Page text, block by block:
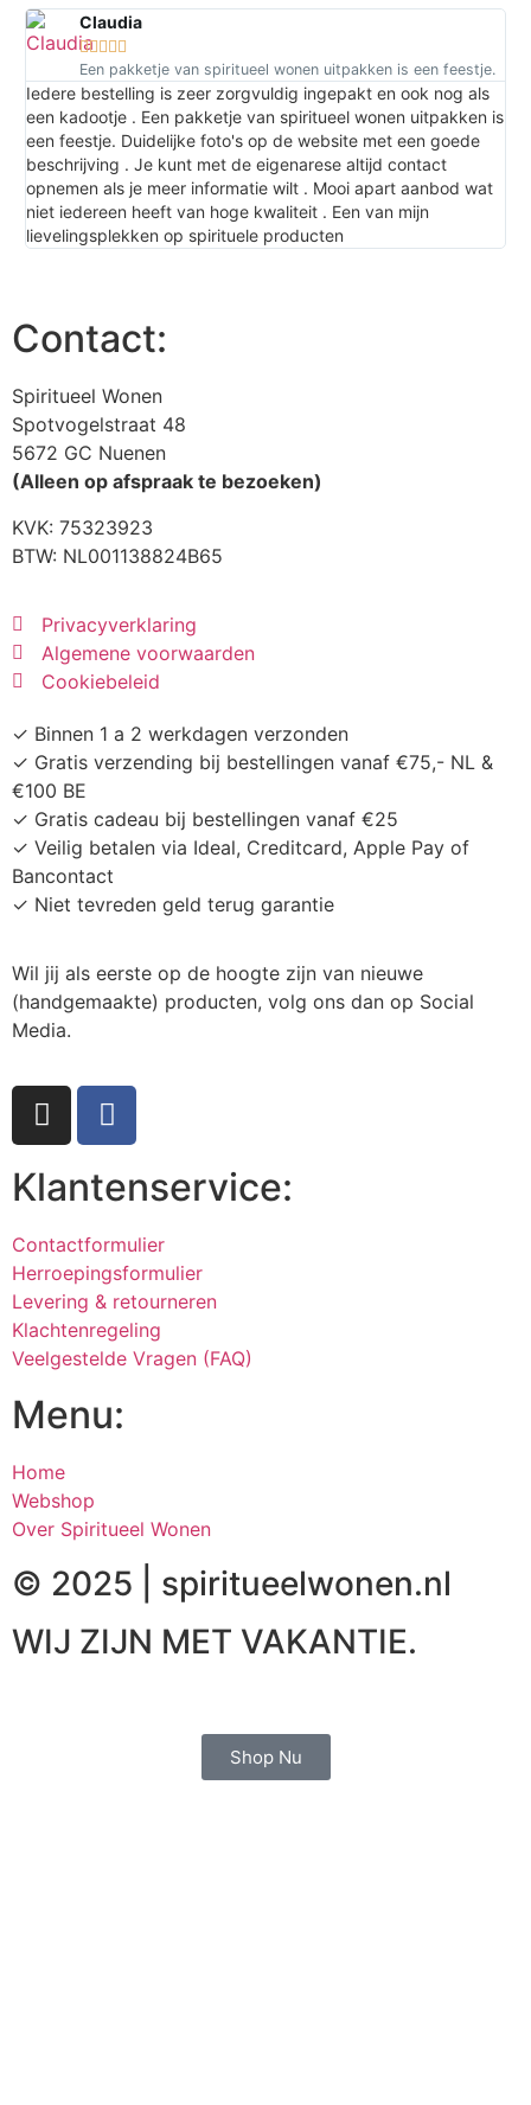
Claudia
   
Een pakketje van spiritueel wonen uitpakken is een feestje.
Iedere bestelling is zeer zorgvuldig ingepakt en ook nog als
een kadootje . Een pakketje van spiritueel wonen uitpakken is
een feestje. Duidelijke foto's op de website met een goede
beschrijving . Je kunt met de eigenarese altijd contact
opnemen als je meer informatie wilt . Mooi apart aanbod wat
niet iedereen heeft van hoge kwaliteit . Een van mijn
lievelingsplekken op spirituele producten
Contact:
Spiritueel Wonen
Spotvogelstraat 48
5672 GC Nuenen
(Alleen op afspraak te bezoeken)
KVK: 75323923
BTW: NL001138824B65
Privacyverklaring
Algemene voorwaarden
Cookiebeleid
✓ Binnen 1 a 2 werkdagen verzonden
✓ Gratis verzending bij bestellingen vanaf €75,- NL &
€100 BE
✓ Gratis cadeau bij bestellingen vanaf €25
✓ Veilig betalen via Ideal, Creditcard, Apple Pay of
Bancontact
✓ Niet tevreden geld terug garantie
Wil jij als eerste op de hoogte zijn van nieuwe
(handgemaakte) producten, volg ons dan op Social
Media.
Klantenservice:
Contactformulier
Herroepingsformulier
Levering & retourneren
Klachtenregeling
Veelgestelde Vragen (FAQ)
Menu:
Home
Webshop
Over Spiritueel Wonen
© 2025 | spiritueelwonen.nl
WIJ ZIJN MET VAKANTIE.
Shop Nu